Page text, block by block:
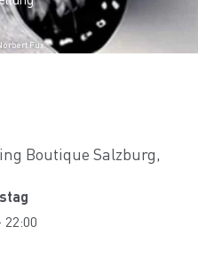
Fux
Boutique Salzburg,
22:00